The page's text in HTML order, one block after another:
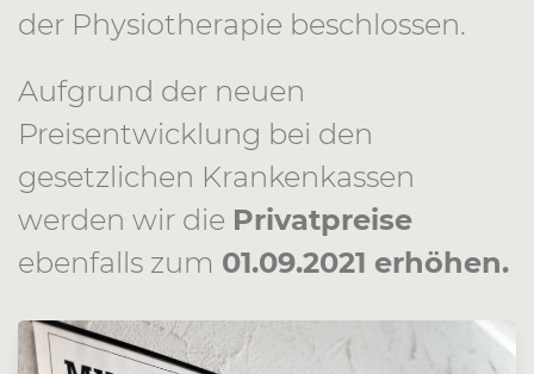
der Physiotherapie beschlossen.
Aufgrund der neuen
Preisentwicklung bei den
gesetzlichen Krankenkassen
werden wir die Privatpreise
ebenfalls zum 01.09.2021 erhöhen.